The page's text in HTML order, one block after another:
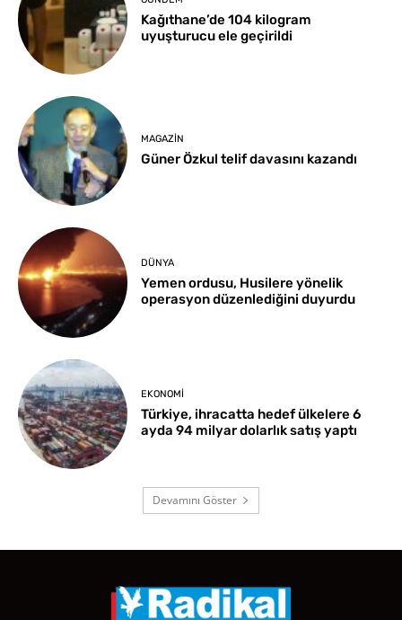
Kağıthane’de 104 kilogram
uyuşturucu ele geçirildi
MAGAZIN
Güner Özkul telif davasını kazandı
DÜNYA
Yemen ordusu, Husilere yönelik
operasyon düzenlediğini duyurdu
EKONOMI
Türkiye, ihracatta hedef ülkelere 6
ayda 94 milyar dolarlık satış yaptı
Devamını Göster